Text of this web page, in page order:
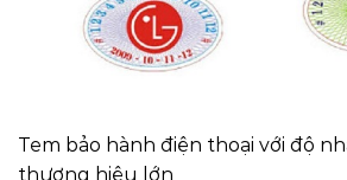
Tem bảo hành điện thoại với độ
thương hiệu lớn